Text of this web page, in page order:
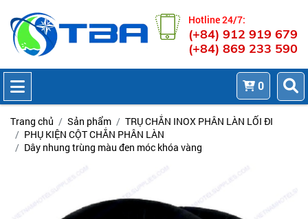
Hotline 24/7:
(+84) 912 919 679
(+84) 869 233 590
0
Trang chủ Sản phẩm
TRỤ CHẮN INOX PHÂN LÀN LỐI ĐI
PHỤ KIỆN CỘT CHẮN PHÂN LÀN
Dây nhung trùng màu đen móc khóa vàng